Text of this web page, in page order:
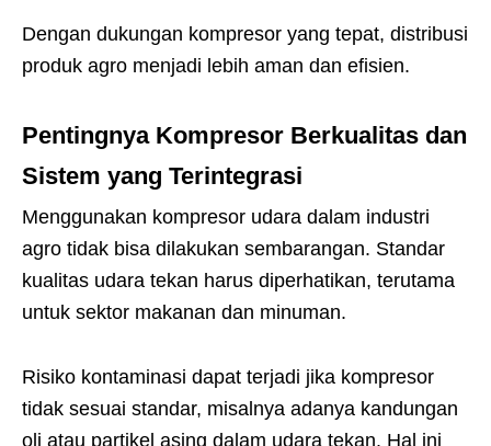
Dengan dukungan kompresor yang tepat, distribusi
produk agro menjadi lebih aman dan efisien.
Pentingnya Kompresor Berkualitas dan
Sistem yang Terintegrasi
Menggunakan kompresor udara dalam industri
agro tidak bisa dilakukan sembarangan. Standar
kualitas udara tekan harus diperhatikan, terutama
untuk sektor makanan dan minuman.
Risiko kontaminasi dapat terjadi jika kompresor
tidak sesuai standar, misalnya adanya kandungan
oli atau partikel asing dalam udara tekan. Hal ini